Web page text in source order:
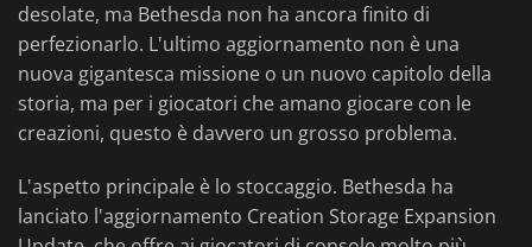
desolate, ma Bethesda non ha ancora finito di
perfezionarlo. L'ultimo aggiornamento non è una
nuova gigantesca missione o un nuovo capitolo della
storia, ma per i giocatori che amano giocare con le
creazioni, questo è davvero un grosso problema.
L'aspetto principale è lo stoccaggio. Bethesda ha
lanciato l'aggiornamento Creation Storage Expansion